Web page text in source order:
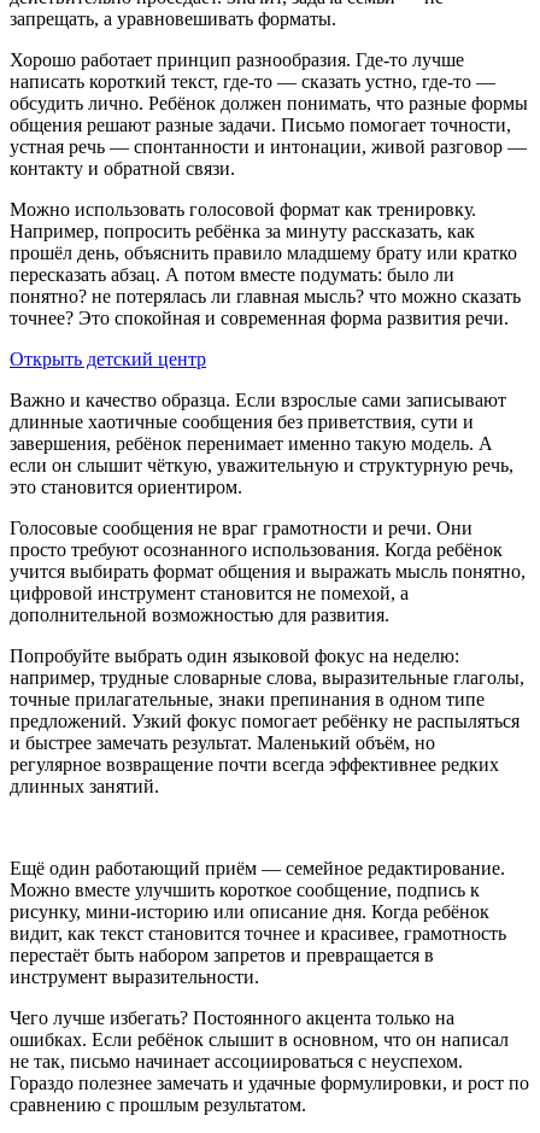
запрещать, а уравновешивать форматы.
Хорошо работает принцип разнообразия. Где-то лучше
написать короткий текст, где-то — сказать устно, где-то —
обсудить лично. Ребёнок должен понимать, что разные формы
общения решают разные задачи. Письмо помогает точности,
устная речь — спонтанности и интонации, живой разговор —
контакту и обратной связи.
Можно использовать голосовой формат как тренировку.
Например, попросить ребёнка за минуту рассказать, как
прошёл день, объяснить правило младшему брату или кратко
пересказать абзац. А потом вместе подумать: было ли
понятно? не потерялась ли главная мысль? что можно сказать
точнее? Это спокойная и современная форма развития речи.
Открыть детский центр
Важно и качество образца. Если взрослые сами записывают
длинные хаотичные сообщения без приветствия, сути и
завершения, ребёнок перенимает именно такую модель. А
если он слышит чёткую, уважительную и структурную речь,
это становится ориентиром.
Голосовые сообщения не враг грамотности и речи. Они
просто требуют осознанного использования. Когда ребёнок
учится выбирать формат общения и выражать мысль понятно,
цифровой инструмент становится не помехой, а
дополнительной возможностью для развития.
Попробуйте выбрать один языковой фокус на неделю:
например, трудные словарные слова, выразительные глаголы,
точные прилагательные, знаки препинания в одном типе
предложений. Узкий фокус помогает ребёнку не распыляться
и быстрее замечать результат. Маленький объём, но
регулярное возвращение почти всегда эффективнее редких
длинных занятий.
Ещё один работающий приём — семейное редактирование.
Можно вместе улучшить короткое сообщение, подпись к
рисунку, мини-историю или описание дня. Когда ребёнок
видит, как текст становится точнее и красивее, грамотность
перестаёт быть набором запретов и превращается в
инструмент выразительности.
Чего лучше избегать? Постоянного акцента только на
ошибках. Если ребёнок слышит в основном, что он написал
не так, письмо начинает ассоциироваться с неуспехом.
Гораздо полезнее замечать и удачные формулировки, и рост по
сравнению с прошлым результатом.